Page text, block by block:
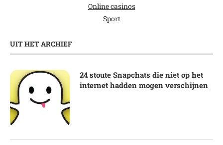
Online casinos
Sport
UIT HET ARCHIEF
24 stoute Snapchats die niet op het
internet hadden mogen verschijnen